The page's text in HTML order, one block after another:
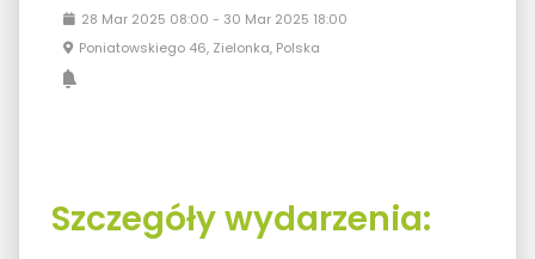
28 Mar 2025 08:00 - 30 Mar 2025 18:00
Poniatowskiego 46, Zielonka, Polska
Szczegóły wydarzenia: